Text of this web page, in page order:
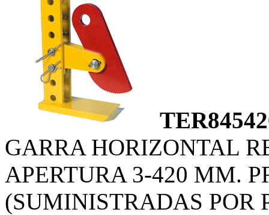
GARRA HORIZONTAL
APERTURA 3-420 MM.
(SUMINISTRADAS POR